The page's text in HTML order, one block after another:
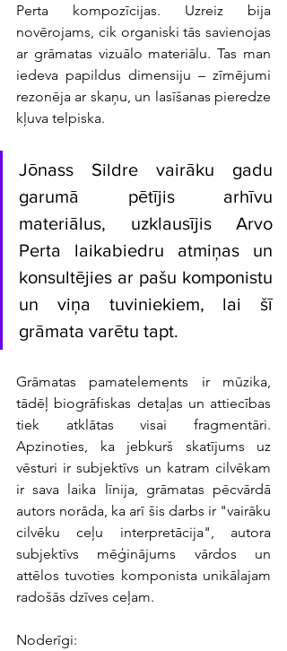
Perta kompozīcijas. Uzreiz bija
novērojams, cik organiski tās savienojas
ar grāmatas vizuālo materiālu. Tas man
iedeva papildus dimensiju – zīmējumi
rezonēja ar skaņu, un lasīšanas pieredze
kļuva telpiska.
Jōnass Sildre vairāku gadu
garumā pētījis arhīvu
materiālus, uzklausījis Arvo
Perta laikabiedru atmiņas un
konsultējies ar pašu komponistu
un viņa tuviniekiem, lai šī
grāmata varētu tapt.
Grāmatas pamatelements ir mūzika,
tādēļ biogrāfiskas detaļas un attiecības
tiek atklātas visai fragmentāri.
Apzinoties, ka jebkurš skatījums uz
vēsturi ir subjektīvs un katram cilvēkam
ir sava laika līnija, grāmatas pēcvārdā
autors norāda, ka arī šis darbs ir "vairāku
cilvēku ceļu interpretācija", autora
subjektīvs mēģinājums vārdos un
attēlos tuvoties komponista unikālajam
radošās dzīves ceļam.
Noderīgi: